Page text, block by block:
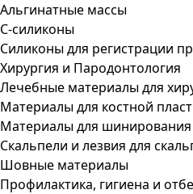
Альгинатные массы
С-силиконы
Силиконы для регистрации
Хирургия и Пародонтология
Лечебные материалы для
Материалы для костной
Материалы для шинирования
Скальпели и лезвия для
Шовные материалы
Профилактика, гигиена и